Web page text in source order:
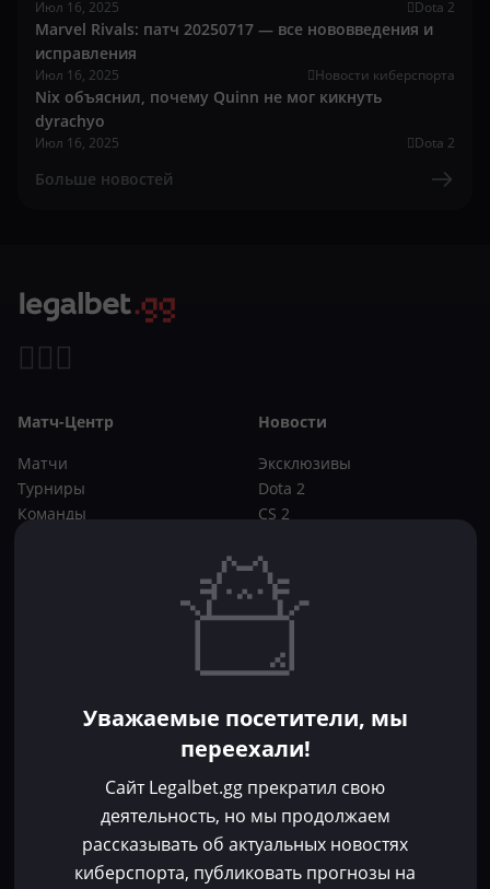
Июл 16, 2025 Dota 2
Marvel Rivals: патч 20250717 — все нововведения и
исправления
Июл 16, 2025 Новости киберспорта
Nix объяснил, почему Quinn не мог кикнуть
dyrachyo
Июл 16, 2025 Dota 2
Больше новостей
Матч-Центр
Матчи
Турниры
Команды
Новости
Эксклюзивы
Dota 2
CS 2
Букмекеры
CS 2
Фрибеты
Без депозита
Контакты
Уважаемые посетители, мы
переехали!
Сайт Legalbet.gg прекратил свою
деятельность, но мы продолжаем
рассказывать об актуальных новостях
киберспорта, публиковать прогнозы на